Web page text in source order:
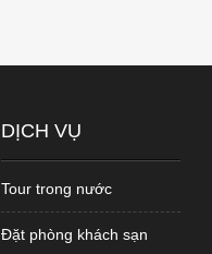
DỊCH VỤ
Tour trong nước
Đặt phòng khách sạn